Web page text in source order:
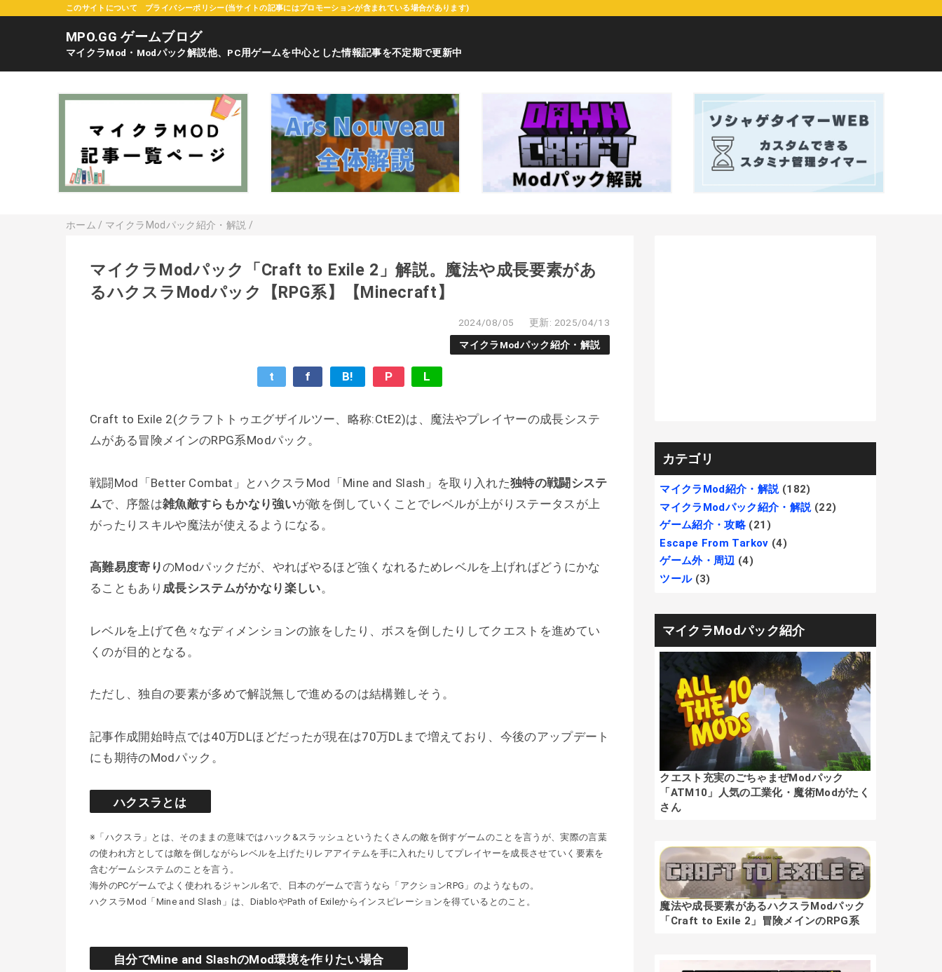
このサイトについて プライバシーポリシー(当サイトの記事にはプロモーションが含まれている場合があります)
MPO.GG ゲームブログ
マイクラMod・Modパック解説他、PC用ゲームを中心とした情報記事を不定期で更新中
ホーム / マイクラModパック紹介・解説 /
マイクラModパック「Craft to Exile 2」解説。魔法や成長要素があ
るハクスラModパック【RPG系】【Minecraft】
2024/08/05
更新: 2025/04/13
マイクラModパック紹介・解説
t f B! P L
Craft to Exile 2(クラフトトゥエグザイルツー、略称:CtE2)は、魔法やプレイヤーの成長システ
ムがある冒険メインのRPG系Modパック。
戦闘Mod「Better Combat」とハクスラMod「Mine and Slash」を取り入れた独特の戦闘システ
ムで、序盤は雑魚敵すらもかなり強いが敵を倒していくことでレベルが上がりステータスが上
がったりスキルや魔法が使えるようになる。
高難易度寄りのModパックだが、やればやるほど強くなれるためレベルを上げればどうにかな
ることもあり 成長システムがかなり楽しい。
レベルを上げて色々なディメンションの旅をしたり、ボスを倒したりしてクエストを進めてい
くのが目的となる。
ただし、独自の要素が多めで解説無しで進めるのは結構難しそう。
記事作成開始時点では40万DLほどだったが現在は70万DLまで増えており、今後のアップデート
にも期待のModパック。
ハクスラとは
※「ハクスラ」とは、そのままの意味ではハック&スラッシュというたくさんの敵を倒すゲームのことを言うが、実際の言葉
の使われ方としては敵を倒しながらレベルを上げたりレアアイテムを手に入れたりしてプレイヤーを成長させていく要素を
含むゲームシステムのことを言う。
海外のPCゲームでよく使われるジャンル名で、日本のゲームで言うなら「アクションRPG」のようなもの。
ハクスラMod「Mine and Slash」は、DiabloやPath of Exileからインスピレーションを得ているとのこと。
自分でMine and SlashのMod環境を作りたい場合
カテゴリ
マイクラMod紹介・解説 (182)
マイクラModパック紹介・解説 (22)
ゲーム紹介・攻略 (21)
Escape From Tarkov (4)
ゲーム外・周辺 (4)
ツール (3)
マイクラModパック紹介
クエスト充実のごちゃまぜModパック
「ATM10」人気の工業化・魔術Modがたく
さん
魔法や成長要素があるハクスラModパック
「Craft to Exile 2」冒険メインのRPG系